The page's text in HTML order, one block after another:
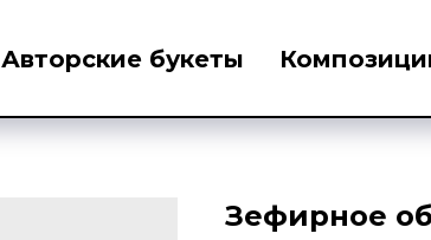
Авторские букеты
Зефирное